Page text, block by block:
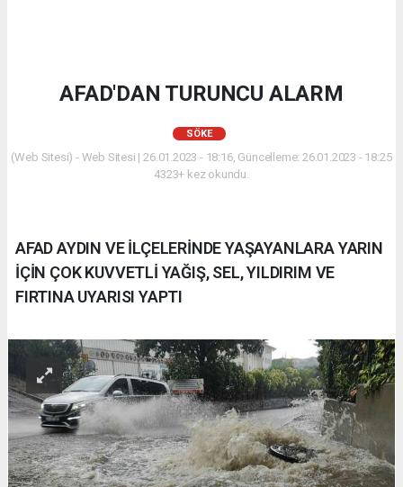
AFAD'DAN TURUNCU ALARM
SÖKE
(Web Sitesi) - Web Sitesi | 26.01.2023 - 18:16, Güncelleme: 26.01.2023 - 18:25
4323+ kez okundu.
AFAD AYDIN VE İLÇELERİNDE YAŞAYANLARA YARIN
İÇİN ÇOK KUVVETLİ YAĞIŞ, SEL, YILDIRIM VE
FIRTINA UYARISI YAPTI